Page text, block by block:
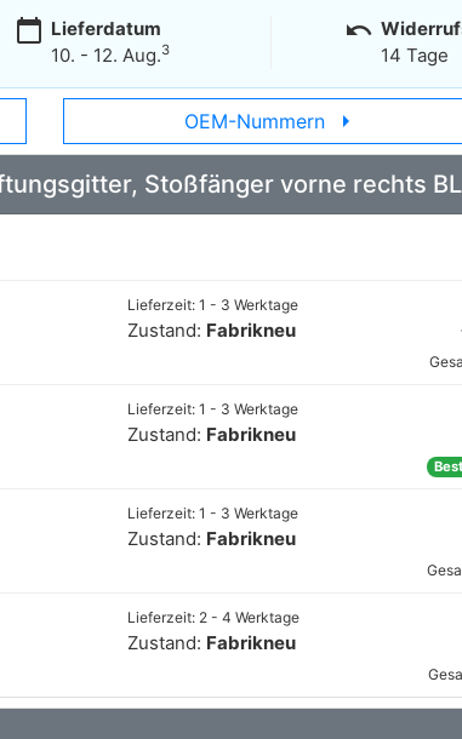
calendar_today Lieferdatum
10. - 12. Aug.3
undo
14 Tage
OEM-Nummern arrow_right
Stoßfänger vorne rechts
Lieferzeit: 1 - 3 Werktage
Zustand: Fabrikneu
Lieferzeit: 1 - 3 Werktage
Zustand: Fabrikneu
Lieferzeit: 1 - 3 Werktage
Zustand: Fabrikneu
Lieferzeit: 2 - 4 Werktage
Zustand: Fabrikneu